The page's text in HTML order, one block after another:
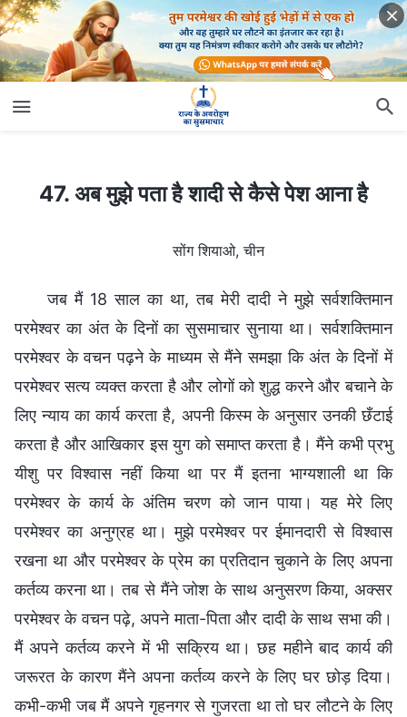
47. अब मुझे पता है शादी से कैसे पेश आना है
47. अब मुझे पता है शादी से कैसे पेश आना है
सोंग शियाओ, चीन
जब मैं 18 साल का था, तब मेरी दादी ने मुझे सर्वशक्तिमान
परमेश्वर का अंत के दिनों का सुसमाचार सुनाया था। सर्वशक्तिमान
परमेश्वर के वचन पढ़ने के माध्यम से मैंने समझा कि अंत के दिनों में
परमेश्वर सत्य व्यक्त करता है और लोगों को शुद्ध करने और बचाने के
लिए न्याय का कार्य करता है, अपनी किस्म के अनुसार उनकी छँटाई
करता है और आखिकार इस युग को समाप्त करता है। मैंने कभी प्रभु
यीशु पर विश्वास नहीं किया था पर मैं इतना भाग्यशाली था कि
परमेश्वर के कार्य के अंतिम चरण को जान पाया। यह मेरे लिए
परमेश्वर का अनुग्रह था। मुझे परमेश्वर पर ईमानदारी से विश्वास
रखना था और परमेश्वर के प्रेम का प्रतिदान चुकाने के लिए अपना
कर्तव्य करना था। तब से मैंने जोश के साथ अनुसरण किया, अक्सर
परमेश्वर के वचन पढ़े, अपने माता-पिता और दादी के साथ सभा की।
मैं अपने कर्तव्य करने में भी सक्रिय था। छह महीने बाद कार्य की
जरूरत के कारण मैंने अपना कर्तव्य करने के लिए घर छोड़ दिया।
कभी-कभी जब मैं अपने गृहनगर से गुजरता था तो घर लौटने के लिए